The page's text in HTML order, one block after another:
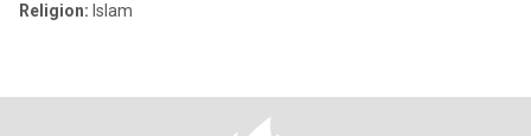
Religion: Islam